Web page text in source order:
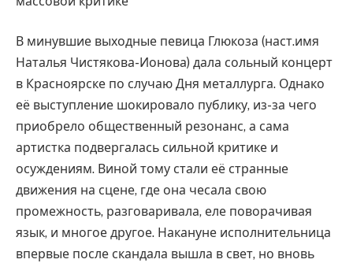
В минувшие выходные певица Глюкоза (наст.имя
Наталья Чистякова-Ионова) дала сольный концерт
в Красноярске по случаю Дня металлурга. Однако
её выступление шокировало публику, из-за чего
приобрело общественный резонанс, а сама
артистка подвергалась сильной критике и
осуждениям. Виной тому стали её странные
движения на сцене, где она чесала свою
промежность, разговаривала, еле поворачивая
язык, и многое другое. Накануне исполнительница
впервые после скандала вышла в свет, но вновь